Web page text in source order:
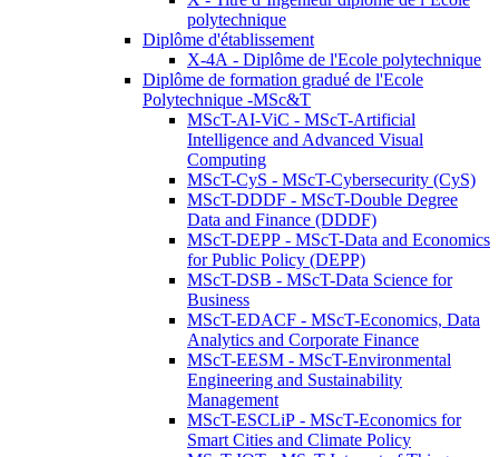
polytechnique
Diplôme d'établissement
X-4A - Diplôme de l'Ecole polytechnique
Diplôme de formation gradué de l'Ecole
Polytechnique -MSc&T
MScT-AI-ViC - MScT-Artificial
Intelligence and Advanced Visual
Computing
MScT-CyS - MScT-Cybersecurity (CyS)
MScT-DDDF - MScT-Double Degree
Data and Finance (DDDF)
MScT-DEPP - MScT-Data and Economics
for Public Policy (DEPP)
MScT-DSB - MScT-Data Science for
Business
MScT-EDACF - MScT-Economics, Data
Analytics and Corporate Finance
MScT-EESM - MScT-Environmental
Engineering and Sustainability
Management
MScT-ESCLiP - MScT-Economics for
Smart Cities and Climate Policy